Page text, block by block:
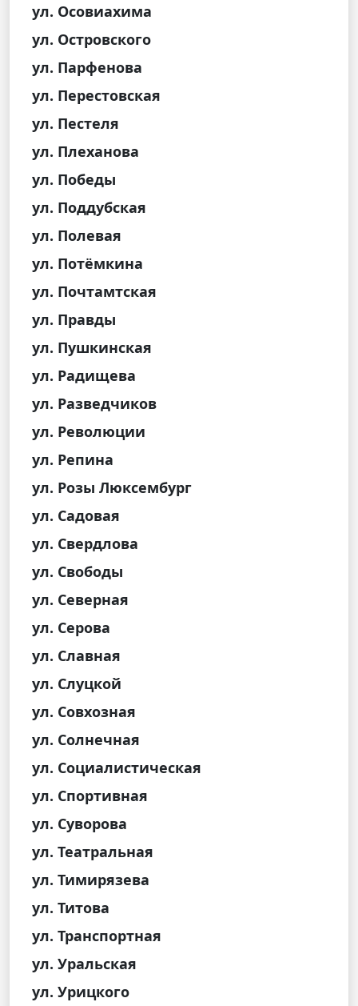
ул. Осовиахима
ул. Островского
ул. Парфенова
ул. Перестовская
ул. Пестеля
ул. Плеханова
ул. Победы
ул. Поддубская
ул. Полевая
ул. Потёмкина
ул. Почтамтская
ул. Правды
ул. Пушкинская
ул. Радищева
ул. Разведчиков
ул. Революции
ул. Репина
ул. Розы Люксембург
ул. Садовая
ул. Свердлова
ул. Свободы
ул. Северная
ул. Серова
ул. Славная
ул. Слуцкой
ул. Совхозная
ул. Солнечная
ул. Социалистическая
ул. Спортивная
ул. Суворова
ул. Театральная
ул. Тимирязева
ул. Титова
ул. Транспортная
ул. Уральская
ул. Урицкого